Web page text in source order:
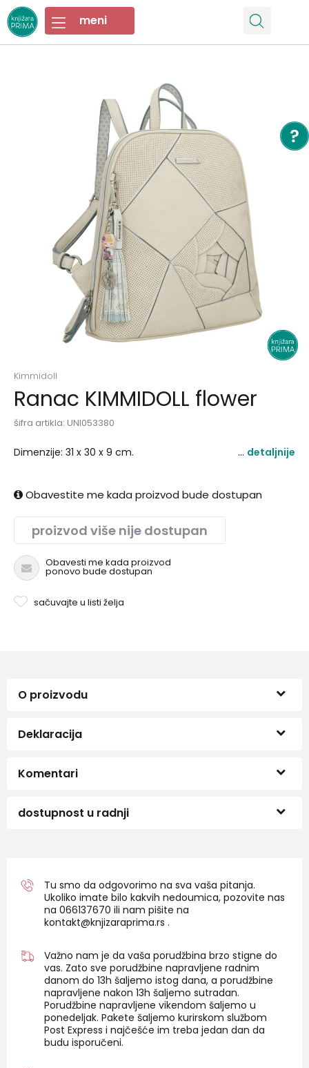
Kimmidoll
Ranac KIMMIDOLL flower
šifra artikla: UNI053380
Dimenzije: 31 x 30 x 9 cm. detaljnije
Obavestite me kada proizvod bude dostupan
proizvod više nije dostupan
Obavesti me kada proizvod
ponovo bude dostupan
sačuvajte u listi želja
O proizvodu
Deklaracija
Komentari
dostupnost u radnji
Tu smo da odgovorimo na sva vaša pitanja.
Ukoliko imate bilo kakvih nedoumica, pozovite nas
na 066137670 ili nam pišite na
kontakt@knjizaraprima.rs .
Važno nam je da vaša porudžbina brzo stigne do
vas. Zato sve porudžbine napravljene radnim
danom do 13h šaljemo istog dana, a porudžbine
napravljene nakon 13h šaljemo sutradan.
Porudžbine napravljene vikendom šaljemo u
ponedeljak. Pakete šaljemo kurirskom službom
Post Express i najčešće im treba jedan dan da
budu isporučeni.